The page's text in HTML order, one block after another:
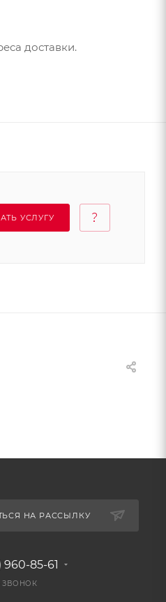
доставки.
УСЛУГУ
НА РАССЫЛКУ
960-85-61
ЗВОНОК